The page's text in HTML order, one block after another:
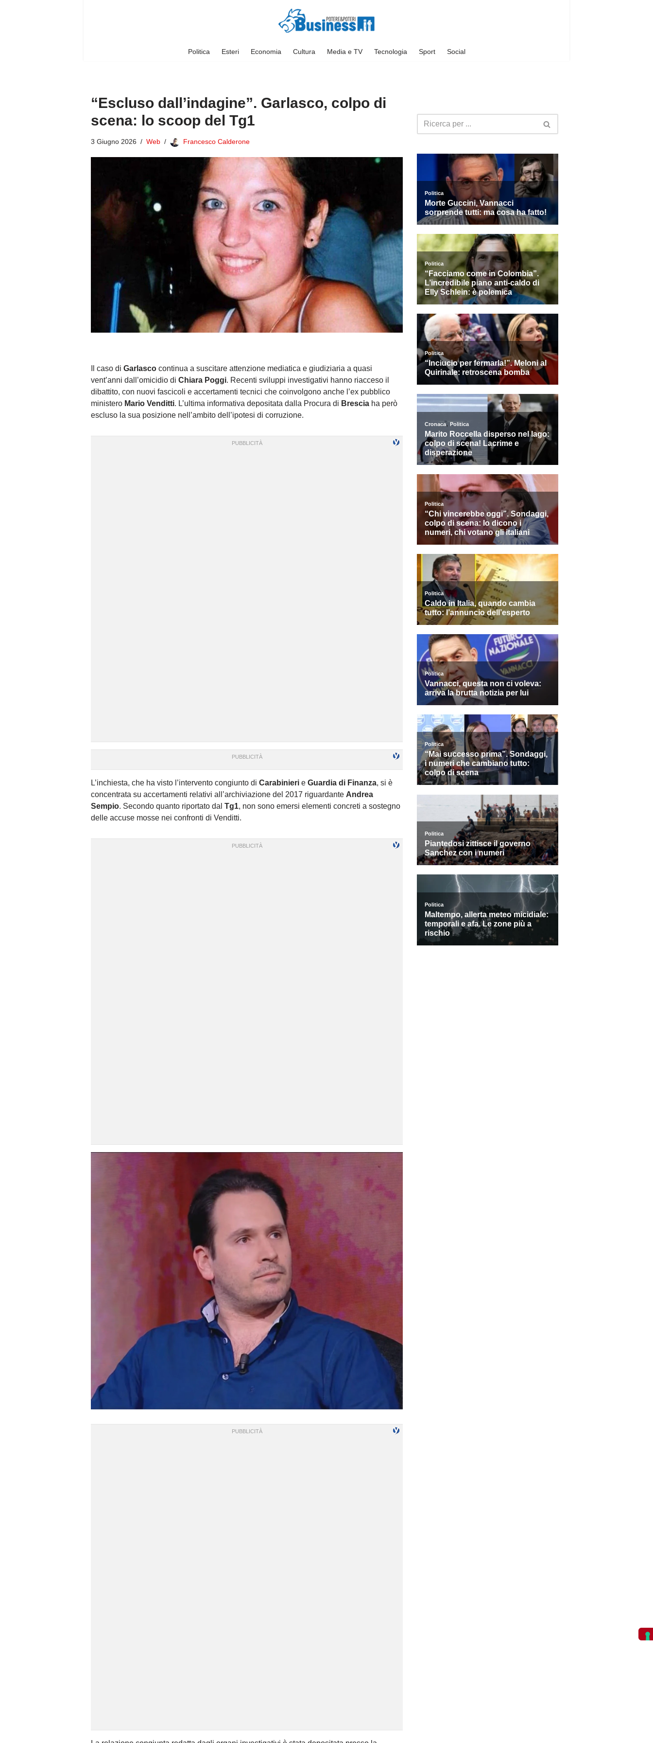
Politica Esteri Economia Cultura Media e TV Tecnologia Sport Social
“Escluso dall’indagine”. Garlasco, colpo di
scena: lo scoop del Tg1
3 Giugno 2026 Web Francesco Calderone
Il caso di Garlasco continua a suscitare attenzione mediatica e giudiziaria a quasi
vent’anni dall’omicidio di Chiara Poggi. Recenti sviluppi investigativi hanno riacceso il
dibattito, con nuovi fascicoli e accertamenti tecnici che coinvolgono anche l’ex pubblico
ministero Mario Venditti. L’ultima informativa depositata dalla Procura di Brescia ha però
escluso la sua posizione nell’ambito dell’ipotesi di corruzione.
L’inchiesta, che ha visto l’intervento congiunto di Carabinieri e Guardia di Finanza, si è
concentrata su accertamenti relativi all’archiviazione del 2017 riguardante Andrea
Sempio. Secondo quanto riportato dal Tg1, non sono emersi elementi concreti a sostegno
delle accuse mosse nei confronti di Venditti.